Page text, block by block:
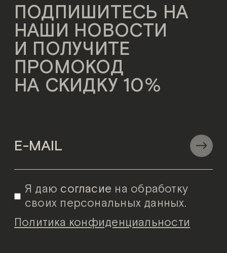
ПОДПИШИТЕСЬ НА
НАШИ НОВОСТИ
И ПОЛУЧИТЕ
ПРОМОКОД
НА СКИДКУ 10%
Я даю согласие на обработку
своих персональных данных.
Политика конфиденциальности